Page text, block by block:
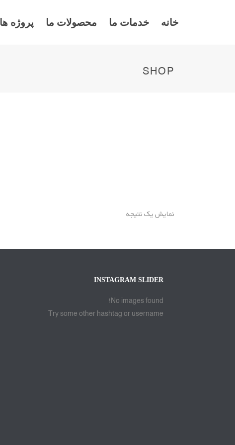
خانه خدمات ما محصولات ما پروژه ها
SHOP
نمایش یک نتیجه
INSTAGRAM SLIDER
No images found!
Try some other hashtag or username